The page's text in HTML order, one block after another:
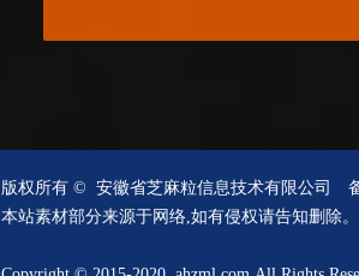
版权所有 © 安徽省芝麻粒信息技术有限公司
本站素材部分来源于网络,如有侵权请告知删除。